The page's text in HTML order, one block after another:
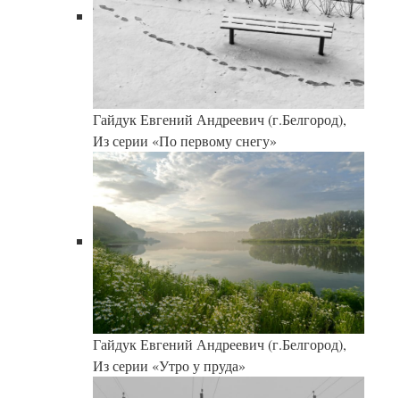
Гайдук Евгений Андреевич (г.Белгород),
Из серии «По первому снегу»
Гайдук Евгений Андреевич (г.Белгород),
Из серии «Утро у пруда»